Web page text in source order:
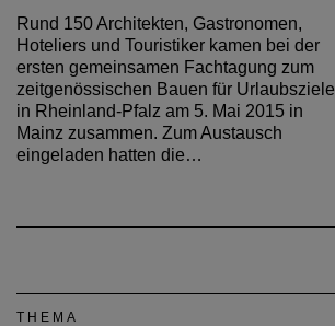
Rund 150 Architekten, Gastronomen,
Hoteliers und Touristiker kamen bei der
ersten gemeinsamen Fachtagung zum
zeitgenössischen Bauen für Urlaubsziele
in Rheinland-Pfalz am 5. Mai 2015 in
Mainz zusammen. Zum Austausch
eingeladen hatten die…
THEMA